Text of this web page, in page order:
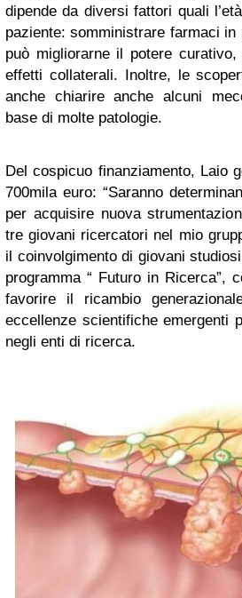
dipende da diversi fattori quali
paziente: somministrare farmaci in
può migliorarne il potere
effetti collaterali. Inoltre, le
anche chiarire anche alcuni
base di molte patologie.
Del cospicuo finanziamento, Laio
700mila euro: “Saranno
per acquisire nuova
tre giovani ricercatori nel mio
il coinvolgimento di giovani
programma “ Futuro in Ricerca”,
favorire il ricambio
eccellenze scientifiche emergenti
negli enti di ricerca.